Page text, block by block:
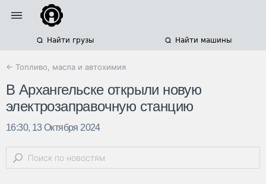
Найти грузы Найти машины
← Топливо, масла и автохимия
В Архангельске открыли новую
электрозаправочную станцию
16:30, 13 Октября 2024